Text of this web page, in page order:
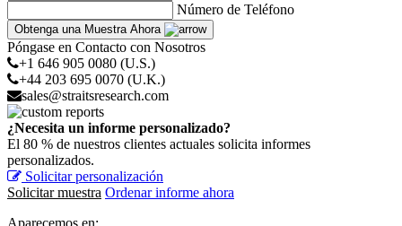
Número de Teléfono
Obtenga una Muestra Ahora
Póngase en Contacto con Nosotros
+1 646 905 0080 (U.S.)
+44 203 695 0070 (U.K.)
sales@straitsresearch.com
¿Necesita un informe personalizado?
El 80 % de nuestros clientes actuales solicita informes
personalizados.
Solicitar personalización
Solicitar muestra Ordenar informe ahora
Aparecemos en: